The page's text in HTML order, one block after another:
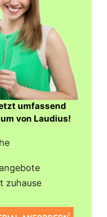
umfassend
von Laudius!
zuhause